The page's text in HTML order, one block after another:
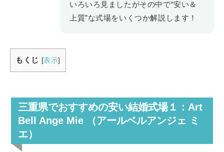
いろいろ見ましたがその中で“安い＆
上質”な式場をいくつか解説します！
もくじ [表示]
三重県でおすすめの安い結婚式場１：Art
Bell Ange Mie （アールベルアンジェ ミ
エ）